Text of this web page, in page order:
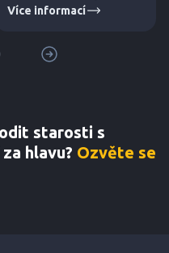
analýzu, výpočet s
1591-1, dodáme ověřené
těsnosti na tlakovou
zkoušku.
Více informací
starosti s
hlavu? Ozvěte se